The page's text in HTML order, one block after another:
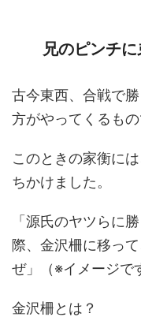
兄のピンチ
古今東西、合戦で
方がやってくるもの
このときの家衡に
ちかけました。
「源氏のヤツらに
際、金沢柵に移っ
ぜ」（※イメージで
金沢柵とは？